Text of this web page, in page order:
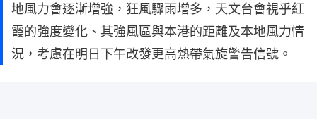
地風力會逐漸增強，狂風驟雨增多，天文台會視乎紅
霞的強度變化、其強風區與本港的距離及本地風力情
況，考慮在明日下午改發更高熱帶氣旋警告信號。